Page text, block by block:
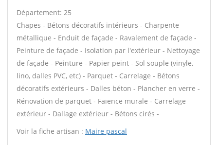
Département: 25
Chapes - Bétons décoratifs intérieurs - Charpente
métallique - Enduit de façade - Ravalement de façade -
Peinture de façade - Isolation par l'extérieur - Nettoyage
de façade - Peinture - Papier peint - Sol souple (vinyle,
lino, dalles PVC, etc) - Parquet - Carrelage - Bétons
décoratifs extérieurs - Dalles béton - Plancher en verre -
Rénovation de parquet - Faïence murale - Carrelage
extérieur - Dallage extérieur - Bétons cirés -
Voir la fiche artisan : Maire pascal